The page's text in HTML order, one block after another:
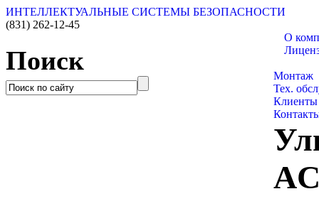
ИНТЕЛЛЕКТУАЛЬНЫЕ СИСТЕМЫ БЕЗОПАСНОСТИ
(831) 262-12-45
Поиск
О
Монтаж
Тех.
Клиенты